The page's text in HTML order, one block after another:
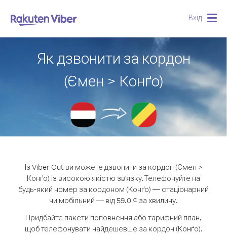
Вхід
Як дзвонити за кордон
(Ємен > Конґо)
Із Viber Out ви можете дзвонити за кордон (Ємен >
Конґо) із високою якістю зв'язку.Телефонуйте на
будь-який номер за кордоном (Конґо) — стаціонарний
чи мобільний — від 59.0 ¢ за хвилину.
Придбайте пакети поповнення або тарифний план,
щоб телефонувати найдешевше за кордон (Конґо).